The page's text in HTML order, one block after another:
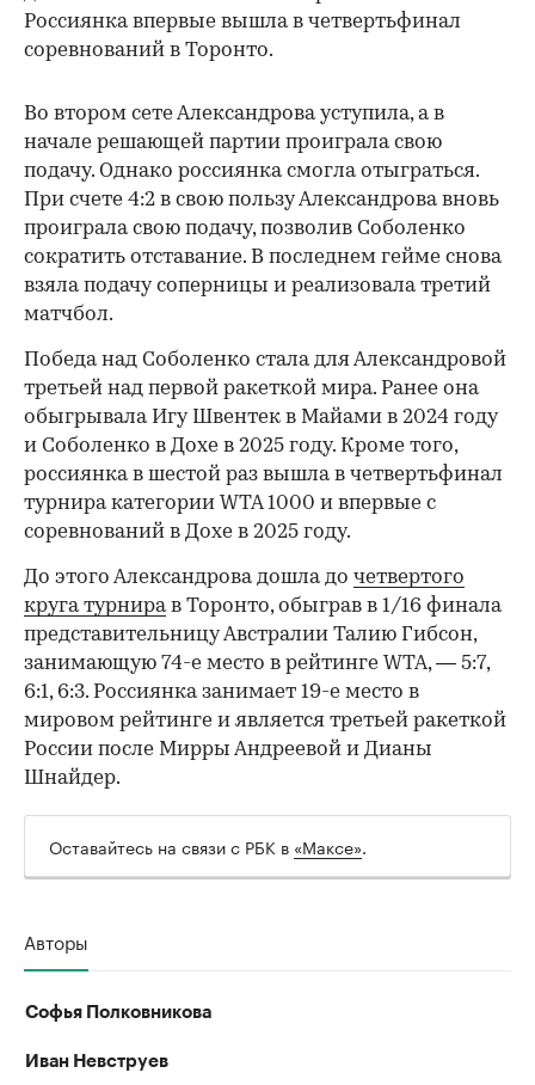
Россиянка впервые вышла в четвертьфинал
соревнований в Торонто.
Во втором сете Александрова уступила, а в
начале решающей партии проиграла свою
подачу. Однако россиянка смогла отыграться.
При счете 4:2 в свою пользу Александрова вновь
проиграла свою подачу, позволив Соболенко
сократить отставание. В последнем гейме снова
взяла подачу соперницы и реализовала третий
матчбол.
Победа над Соболенко стала для Александровой
третьей над первой ракеткой мира. Ранее она
обыгрывала Игу Швентек в Майами в 2024 году
и Соболенко в Дохе в 2025 году. Кроме того,
россиянка в шестой раз вышла в четвертьфинал
турнира категории WTA 1000 и впервые с
соревнований в Дохе в 2025 году.
До этого Александрова дошла до четвертого
круга турнирав Торонто, обыграв в 1/16 финала
представительницу Австралии Талию Гибсон,
занимающую 74-е место в рейтинге WTA, — 5:7,
6:1, 6:3. Россиянка занимает 19-е место в
мировом рейтинге и является третьей ракеткой
России после Мирры Андреевой и Дианы
Шнайдер.
Оставайтесь на связи с РБК в «Максе».
Авторы
Софья Полковникова
Иван Невструев